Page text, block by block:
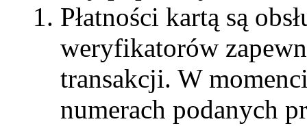
Płatności kartą są
weryfikatorów
transakcji. W
numerach podanych